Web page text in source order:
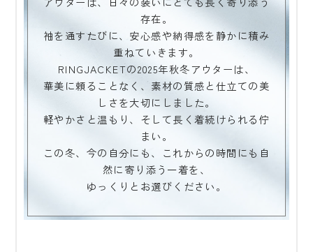
存在。
袖を通すたびに、安心感や納得感を静かに積み
重ねていきます。
RINGJACKETの2025年秋冬アウターは、
華美に頼ることなく、素材の質感と仕立ての美
しさを大切にしました。
軽やかさと温もり、そして長く着続けられる佇
まい。
この冬、今の自分にも、これからの時間にも自
然に寄り添う一着を、
ゆっくりとお選びください。